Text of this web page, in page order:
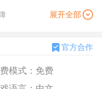
形和丰富外观搭配，创造
忆。 从现实到未来，水陆
女蕾拉加入战队！在全新
心、天不怕地不怕的果敢
绝境中往往可以化险为
展开全部
官方合作
模式： 免费